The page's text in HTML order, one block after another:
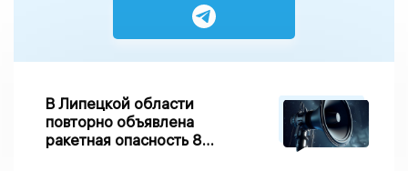
В Липецкой области
повторно объявлена
ракетная опасность 8